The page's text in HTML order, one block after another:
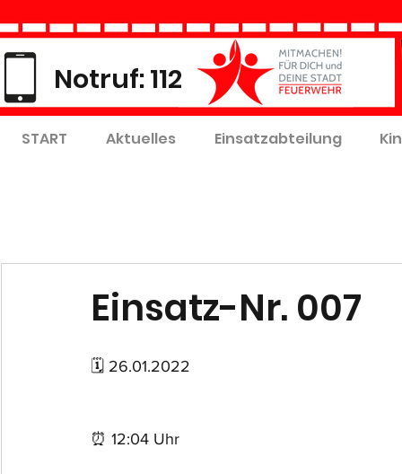
Notruf: 112
START Aktuelles Einsatzabteilung
Einsatz-Nr. 007
🗓 26.01.2022
⏰ 12:04 Uhr